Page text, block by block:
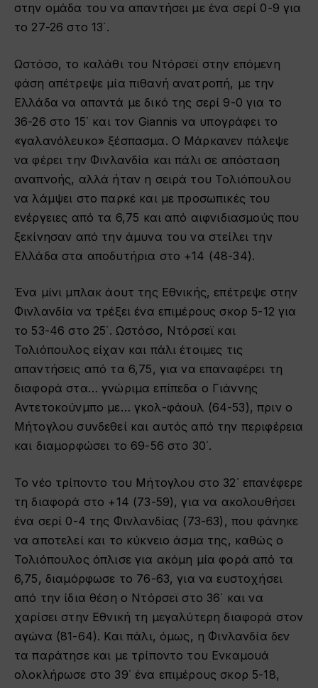
στην ομάδα του να απαντήσει με ένα σερί 0-9 για
το 27-26 στο 13΄.
Ωστόσο, το καλάθι του Ντόρσεϊ στην επόμενη
φάση απέτρεψε μία πιθανή ανατροπή, με την
Ελλάδα να απαντά με δικό της σερί 9-0 για το
36-26 στο 15΄ και τον Giannis να υπογράφει το
«γαλανόλευκο» ξέσπασμα. Ο Μάρκανεν πάλεψε
να φέρει την Φινλανδία και πάλι σε απόσταση
αναπνοής, αλλά ήταν η σειρά του Τολιόπουλου
να λάμψει στο παρκέ και με προσωπικές του
ενέργειες από τα 6,75 και από αιφνιδιασμούς που
ξεκίνησαν από την άμυνα του να στείλει την
Ελλάδα στα αποδυτήρια στο +14 (48-34).
Ένα μίνι μπλακ άουτ της Εθνικής, επέτρεψε στην
Φινλανδία να τρέξει ένα επιμέρους σκορ 5-12 για
το 53-46 στο 25΄. Ωστόσο, Ντόρσεϊ και
Τολιόπουλος είχαν και πάλι έτοιμες τις
απαντήσεις από τα 6,75, για να επαναφέρει τη
διαφορά στα… γνώριμα επίπεδα ο Γιάννης
Αντετοκούνμπο με… γκολ-φάουλ (64-53), πριν ο
Μήτογλου συνδεθεί και αυτός από την περιφέρεια
και διαμορφώσει το 69-56 στο 30΄.
Το νέο τρίποντο του Μήτογλου στο 32΄ επανέφερε
τη διαφορά στο +14 (73-59), για να ακολουθήσει
ένα σερί 0-4 της Φινλανδίας (73-63), που φάνηκε
να αποτελεί και το κύκνειο άσμα της, καθώς ο
Τολιόπουλος όπλισε για ακόμη μία φορά από τα
6,75, διαμόρφωσε το 76-63, για να ευστοχήσει
από την ίδια θέση ο Ντόρσεϊ στο 36΄ και να
χαρίσει στην Εθνική τη μεγαλύτερη διαφορά στον
αγώνα (81-64). Και πάλι, όμως, η Φινλανδία δεν
τα παράτησε και με τρίποντο του Ενκαμουά
ολοκλήρωσε στο 39΄ ένα επιμέρους σκορ 5-18,